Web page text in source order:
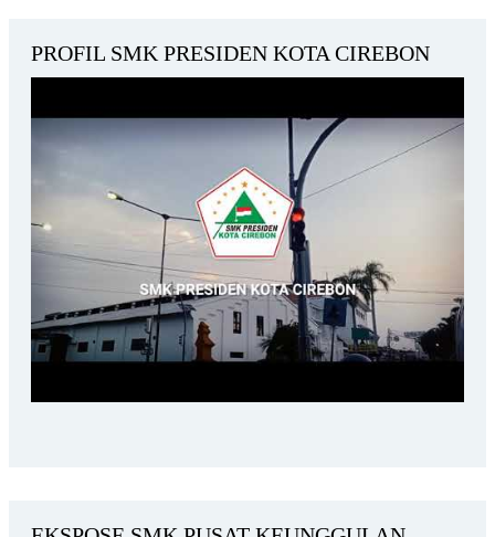
PROFIL SMK PRESIDEN KOTA CIREBON